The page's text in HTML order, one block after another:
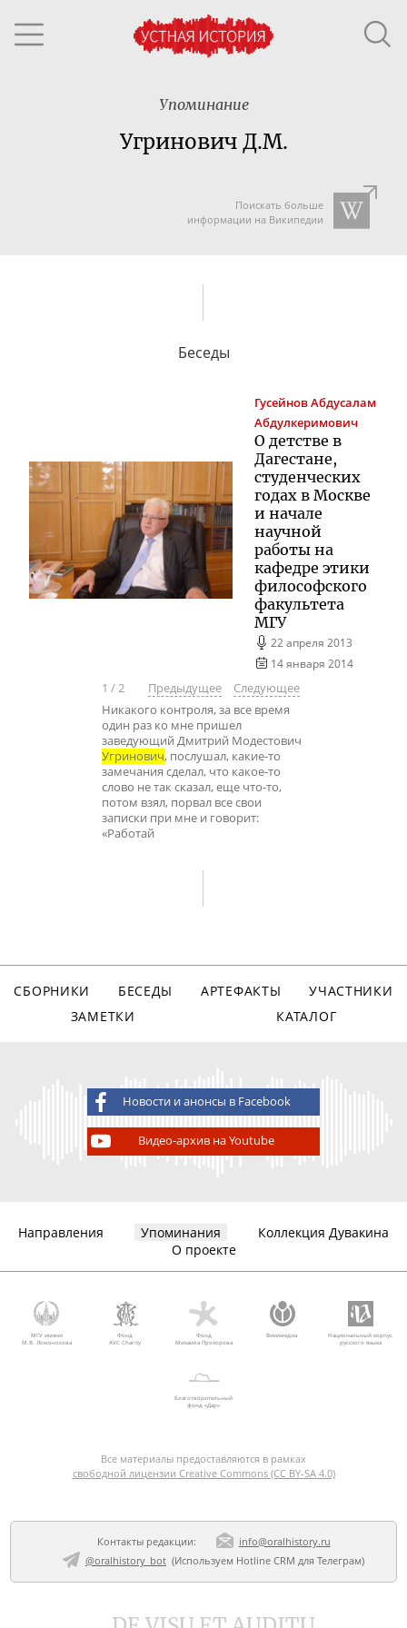
Упоминание
Угринович Д.М.
Поискать больше
информации на Википедии
Беседы
ГусейновАбдусалам
Абдулкеримович
О детстве в
Дагестане,
студенческих
годах в Москве
и начале
научной
работы на
кафедре этики
философского
факультета
МГУ
22 апреля 2013
14 января 2014
1 /2 Предыдущее
Следующее
Никакого контроля, за все время
один раз ко мне пришел
заведующий Дмитрий Модестович
Угринович, послушал, какие-то
замечания сделал, что какое-то
слово не так сказал, еще что-то,
потом взял, порвал все свои
записки при мне и говорит:
«Работай
СБОРНИКИ БЕСЕДЫ АРТЕФАКТЫ
УЧАСТНИКИ
ЗАМЕТКИ
КАТАЛОГ
Новости и анонсы в Facebook
Видео-архив на Youtube
Направления Упоминания
Коллекция Дувакина
О проекте
МГУ имени
М.В. Ломоносова
Фонд
AVC Charity
Фонд
Михаила Прохорова
Викимедиа
Национальный корпус
русского языка
Благотворительный
фонд «Дар»
Все материалы предоставляются в рамках
свободной лицензии Creative Commons (CC BY-SA 4.0)
Контакты редакции:
info@oralhistory.ru
@oralhistory_bot(Используем Hotline CRM для Телеграм)